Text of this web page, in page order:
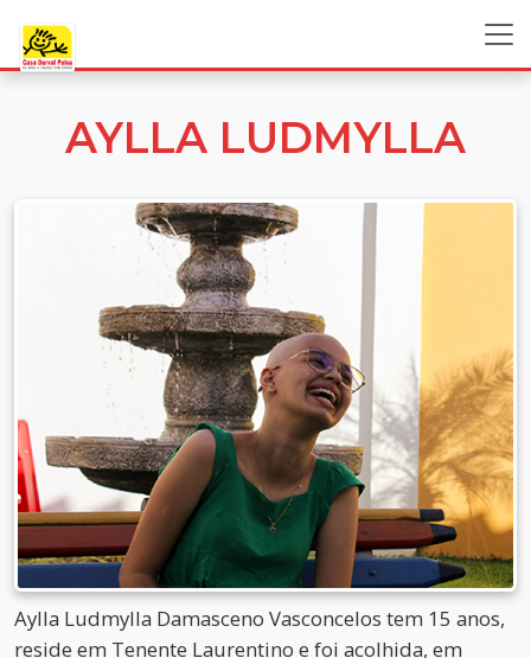
AYLLA LUDMYLLA
Aylla Ludmylla Damasceno Vasconcelos tem 15 anos,
reside em Tenente Laurentino e foi acolhida, em